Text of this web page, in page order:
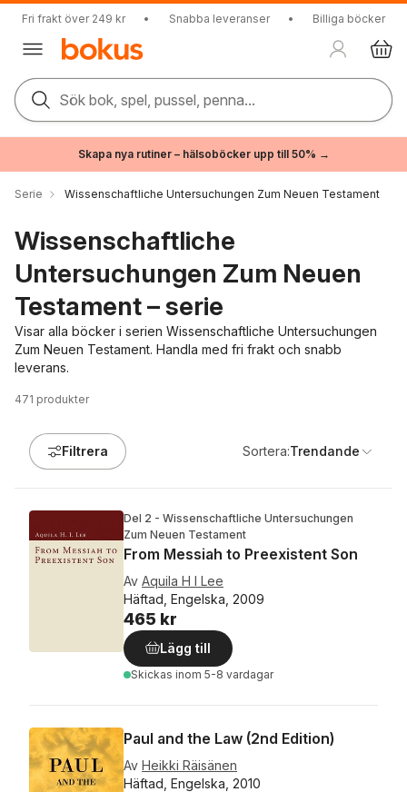
Fri frakt över 249 kr • Snabba leveranser • Billiga böcker
Sök bok, spel, pussel, penna...
Skapa nya rutiner – hälsoböcker upp till 50% →
Serie Wissenschaftliche Untersuchungen Zum Neuen Testament
Wissenschaftliche
Untersuchungen Zum Neuen
Testament – serie
Visar alla böcker i serien Wissenschaftliche Untersuchungen
Zum Neuen Testament. Handla med fri frakt och snabb
leverans.
471 produkter
Filtrera Sortera:Trendande
Del 2 - Wissenschaftliche Untersuchungen
Zum Neuen Testament
From Messiah to Preexistent Son
Av Aquila H I Lee
Häftad, Engelska, 2009
465 kr
Lägg till
Skickas inom 5-8 vardagar
Paul and the Law (2nd Edition)
Av Heikki Räisänen
Häftad, Engelska, 2010